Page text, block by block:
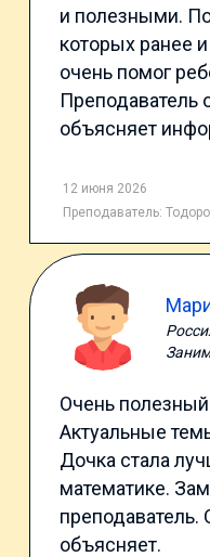
и полезными.
которых ранее
очень помог
Преподаватель
объясняет
12 июня 2026
Преподаватель:
Очень
Актуальные
Дочка стала
математике.
преподаватель.
объясняет.